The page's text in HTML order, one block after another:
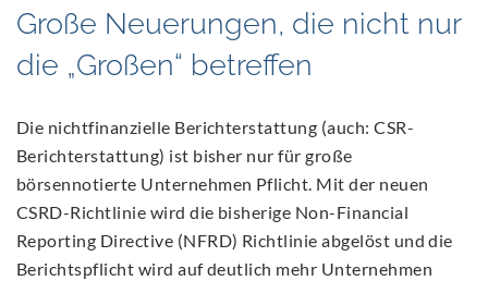
Große Neuerungen, die nicht nur
die „Großen“ betreffen
Die nichtfinanzielle Berichterstattung (auch: CSR-
Berichterstattung) ist bisher nur für große
börsennotierte Unternehmen Pflicht. Mit der neuen
CSRD-Richtlinie wird die bisherige Non-Financial
Reporting Directive (NFRD) Richtlinie abgelöst und die
Berichtspflicht wird auf deutlich mehr Unternehmen